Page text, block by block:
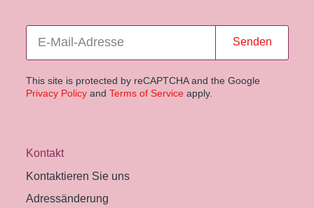
Senden
This site is protected by reCAPTCHA and the Google
Privacy Policyand Terms of Service apply.
Kontakt
Kontaktieren Sie uns
Adressänderung